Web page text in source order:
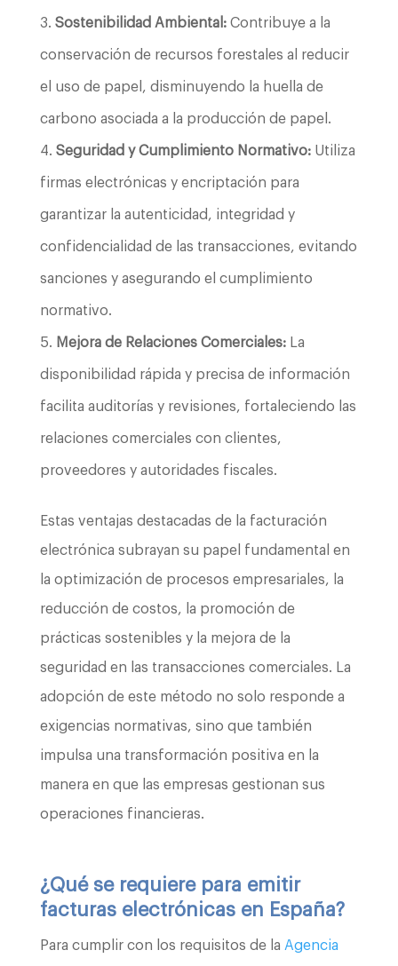
Sostenibilidad Ambiental: Contribuye a la
conservación de recursos forestales al reducir
el uso de papel, disminuyendo la huella de
carbono asociada a la producción de papel.
Seguridad y Cumplimiento Normativo: Utiliza
firmas electrónicas y encriptación para
garantizar la autenticidad, integridad y
confidencialidad de las transacciones, evitando
sanciones y asegurando el cumplimiento
normativo.
Mejora de Relaciones Comerciales: La
disponibilidad rápida y precisa de información
facilita auditorías y revisiones, fortaleciendo las
relaciones comerciales con clientes,
proveedores y autoridades fiscales.
Estas ventajas destacadas de la facturación
electrónica subrayan su papel fundamental en
la optimización de procesos empresariales, la
reducción de costos, la promoción de
prácticas sostenibles y la mejora de la
seguridad en las transacciones comerciales. La
adopción de este método no solo responde a
exigencias normativas, sino que también
impulsa una transformación positiva en la
manera en que las empresas gestionan sus
operaciones financieras.
¿Qué se requiere para emitir
facturas electrónicas en España?
Para cumplir con los requisitos de la Agencia